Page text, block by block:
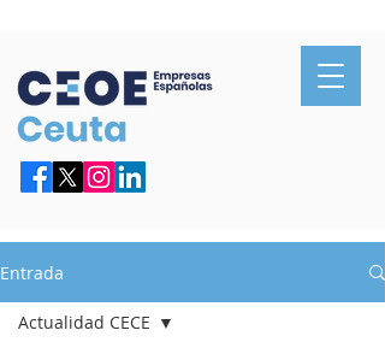
Entrada
Actualidad CECE